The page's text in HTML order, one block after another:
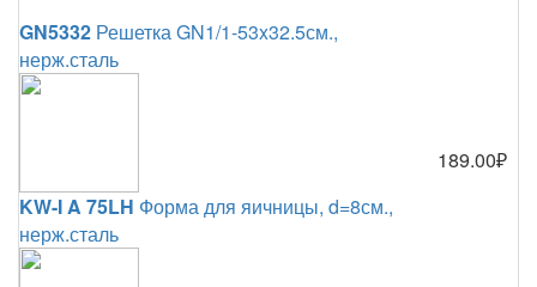
GN5332 Решетка GN1/1-53x32.5см.,
нерж.сталь
KW-I A 75LH Форма для яичницы, d=8см.,
нерж.сталь
189.00₽